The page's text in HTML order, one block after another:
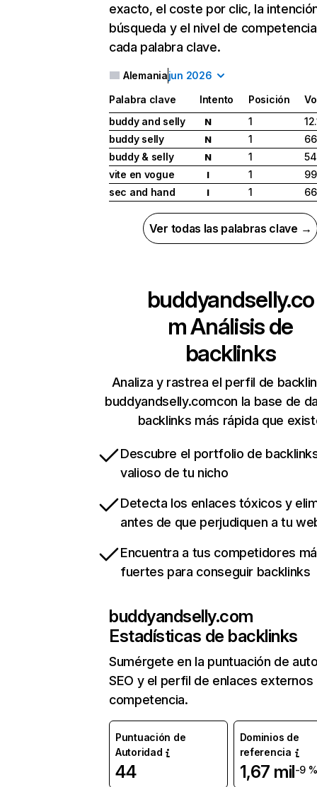
exacto, el coste por clic, la
búsqueda y el nivel de
cada palabra clave.
Alemaniajun 2026
Palabra clave Intento Posición
buddy and selly
N 1
buddy selly
N 1
buddy & selly
N 1
vite en vogue
I 1
sec and hand
I 1
Ver todas las palabras clave →
buddyandselly.co
mAnálisis de
backlinks
Analiza y rastrea el perfil de
buddyandselly.comcon la base de
backlinks más rápida que
Descubre el portfolio de
valioso de tu nicho
Detecta los enlaces tóxicos y
antes de que perjudiquen a tu
Encuentra a tus competidores
fuertes para conseguir backlinks
buddyandselly.com
Estadísticas de backlinks
Sumérgete en la puntuación de
SEO y el perfil de enlaces externos
competencia.
Puntuación de
Autoridad
44
Dominios de
referencia
1,67 mil-9 %